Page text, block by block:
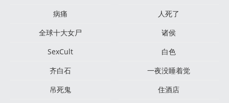
病痛
人死了
全球十大女尸
诸侯
SexCult
白色
齐白石
一夜没睡着觉
吊死鬼
住酒店